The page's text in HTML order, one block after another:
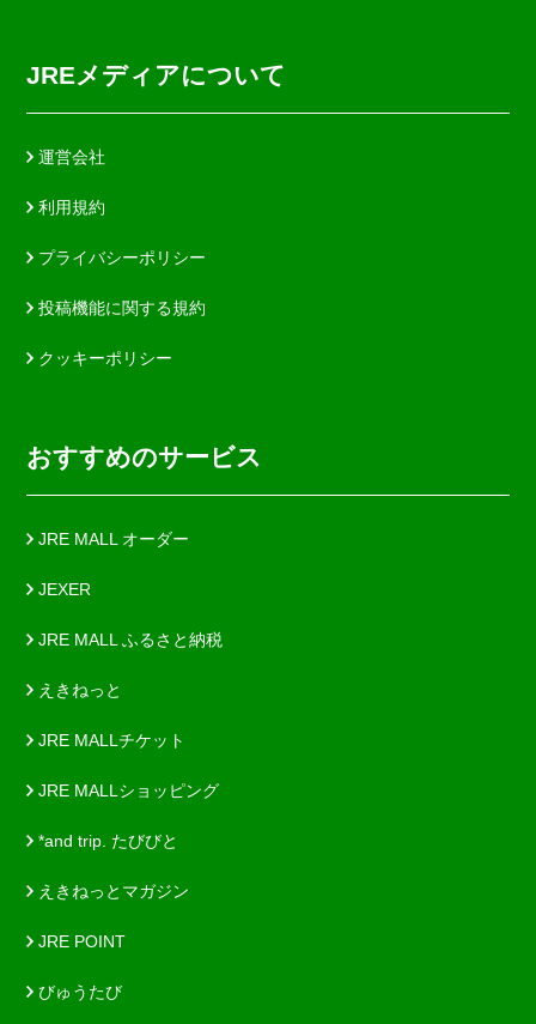
JREメディアについて
運営会社
利用規約
プライバシーポリシー
投稿機能に関する規約
クッキーポリシー
おすすめのサービス
JRE MALL オーダー
JEXER
JRE MALL ふるさと納税
えきねっと
JRE MALLチケット
JRE MALLショッピング
*and trip. たびびと
えきねっとマガジン
JRE POINT
びゅうたび